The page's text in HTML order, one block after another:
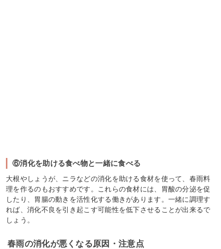
⑥消化を助ける食べ物と一緒に食べる
大根やしょうが、ニラなどの消化を助ける食材を使って、春雨料
理を作るのもおすすめです。これらの食材には、胃酸の分泌を促
したり、胃腸の動きを活性化する働きがあります。一緒に調理す
れば、消化不良を引き起こす可能性を低下させることが出来るで
しょう。
春雨の消化が悪くなる原因・注意点